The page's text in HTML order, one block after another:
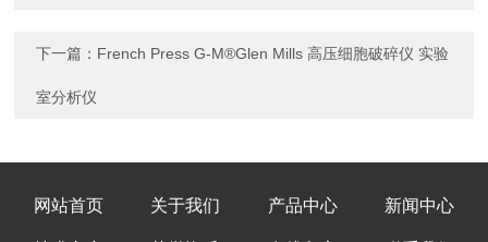
下一篇： French Press G-M®Glen Mills 高压细胞破碎仪 实验
室分析仪
网站首页 关于我们 产品中心 新闻中心